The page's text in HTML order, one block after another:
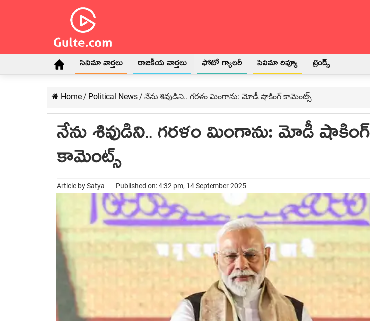
సినిమా వార్తలు రాజకీయ వార్తలు ఫోటో గ్యాలరీ సినిమా రివ్యూ ట్రెండ్స్
Home/ Political News/ నేను శివుడిని.. గరళం మింగాను: మోడీ షాకింగ్ కామెంట్స్
నేను శివుడిని.. గరళం మింగాను: మోడీ షాకింగ్
కామెంట్స్
Article bySatya Published on: 4:32 pm, 14 September 2025